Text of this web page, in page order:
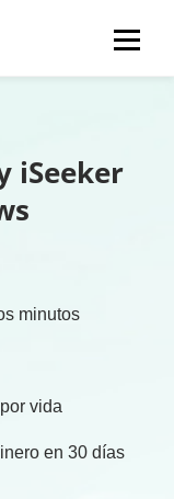
iSeeker
minutos
vida
en 30 días